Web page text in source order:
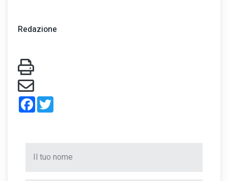
Redazione
Facebook